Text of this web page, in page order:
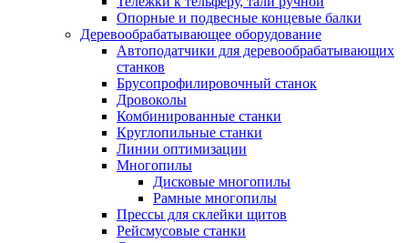
Опорные и подвесные концевые балки
Деревообрабатывающее оборудование
Автоподатчики для деревообрабатывающих
станков
Брусопрофилировочный станок
Дровоколы
Комбинированные станки
Круглопильные станки
Линии оптимизации
Многопилы
Дисковые многопилы
Рамные многопилы
Прессы для склейки щитов
Рейсмусовые станки